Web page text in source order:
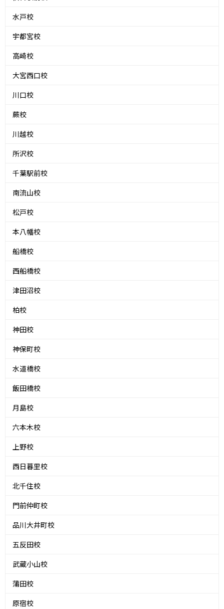
水戸校
宇都宮校
高崎校
大宮西口校
川口校
蕨校
川越校
所沢校
千葉駅前校
南流山校
松戸校
本八幡校
船橋校
西船橋校
津田沼校
柏校
神田校
神保町校
水道橋校
飯田橋校
月島校
六本木校
上野校
西日暮里校
北千住校
門前仲町校
品川大井町校
五反田校
武蔵小山校
蒲田校
原宿校